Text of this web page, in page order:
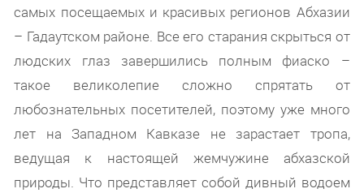
самых посещаемых и красивых регионов Абхазии
– Гадаутском районе. Все его старания скрыться от
людских глаз завершились полным фиаско –
такое великолепие сложно спрятать от
любознательных посетителей, поэтому уже много
лет на Западном Кавказе не зарастает тропа,
ведущая к настоящей жемчужине абхазской
природы. Что представляет собой дивный водоем